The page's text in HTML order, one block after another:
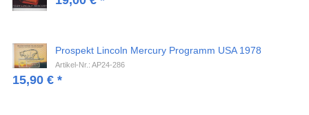
Prospekt Lincoln Mercury Programm USA 1978
Artikel-Nr.: AP24-286
15,90 €*